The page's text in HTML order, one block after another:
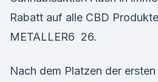
Rabatt auf alle CBD
METALLER6 26.
Nach dem Platzen der